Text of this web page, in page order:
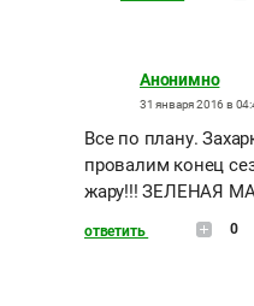
Анонимно
31 января 2016 в
Все по плану.
провалим конец
жару!!! ЗЕЛЕНАЯ
ответить 0